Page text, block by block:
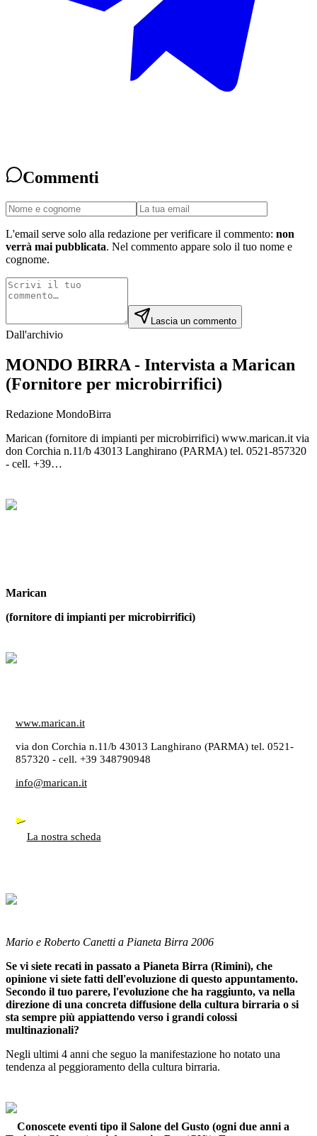
Commenti
L'email serve solo alla redazione per verificare il commento: non
verrà mai pubblicata. Nel commento appare solo il tuo nome e
cognome.
Lascia un commento
Dall'archivio
MONDO BIRRA - Intervista a Marican
(Fornitore per microbirrifici)
Redazione MondoBirra
Marican (fornitore di impianti per microbirrifici) www.marican.it via
don Corchia n.11/b 43013 Langhirano (PARMA) tel. 0521-857320
- cell. +39…
Marican
(fornitore di impianti per microbirrifici)
www.marican.it
via don Corchia n.11/b 43013 Langhirano (PARMA) tel. 0521-
857320 - cell. +39 348790948
info@marican.it
La nostra scheda
Mario e Roberto Canetti a Pianeta Birra 2006
Se vi siete recati in passato a Pianeta Birra (Rimini), che
opinione vi siete fatti dell'evoluzione di questo appuntamento.
Secondo il tuo parere, l'evoluzione che ha raggiunto, va nella
direzione di una concreta diffusione della cultura birraria o si
sta sempre più appiattendo verso i grandi colossi
multinazionali?
Negli ultimi 4 anni che seguo la manifestazione ho notato una
tendenza al peggioramento della cultura birraria.
Conoscete eventi tipo il Salone del Gusto (ogni due anni a